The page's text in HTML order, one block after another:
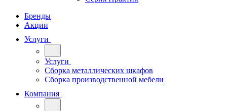
Бренды
Акции
Услуги
Услуги
Сборка металлических шкафов
Сборка производственной мебели
Компания